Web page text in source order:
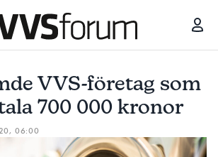
prenumeration
VVS-företag som
700 000 kronor
06:00